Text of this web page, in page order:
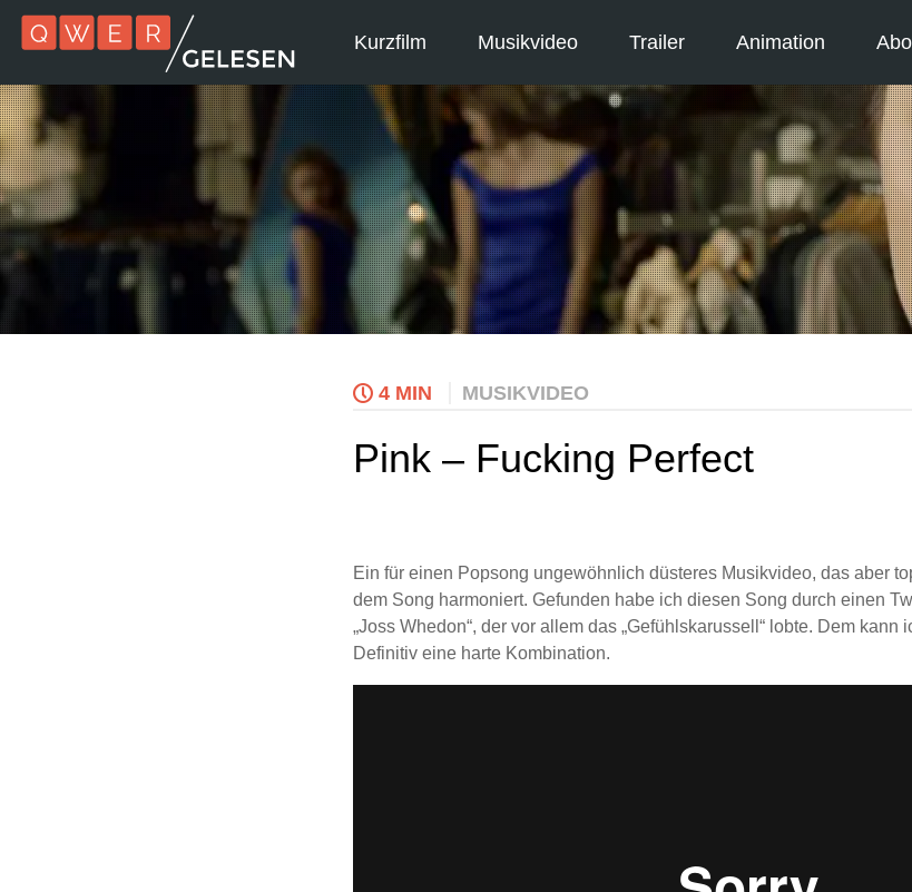
Kurzfilm Musikvideo Trailer Animation
4 MIN MUSIKVIDEO
Pink – Fucking Perfect
Ein für einen Popsong ungewöhnlich düsteres Musikvideo, das aber
dem Song harmoniert. Gefunden habe ich diesen Song durch einen
„Joss Whedon“, der vor allem das „Gefühlskarussell“ lobte. Dem kann
Definitiv eine harte Kombination.